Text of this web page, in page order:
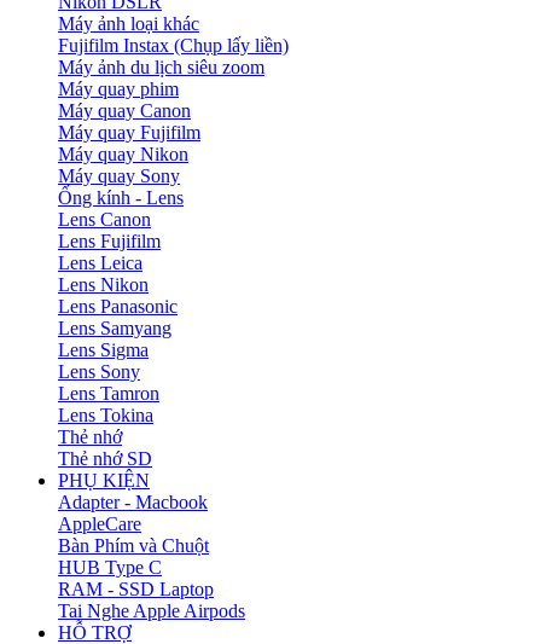
Máy ảnh loại khác
Fujifilm Instax (Chụp lấy liền)
Máy ảnh du lịch siêu zoom
Máy quay phim
Máy quay Canon
Máy quay Fujifilm
Máy quay Nikon
Máy quay Sony
Ống kính - Lens
Lens Canon
Lens Fujifilm
Lens Leica
Lens Nikon
Lens Panasonic
Lens Samyang
Lens Sigma
Lens Sony
Lens Tamron
Lens Tokina
Thẻ nhớ
Thẻ nhớ SD
PHỤ KIỆN
Adapter - Macbook
AppleCare
Bàn Phím và Chuột
HUB Type C
RAM - SSD Laptop
Tai Nghe Apple Airpods
HỖ TRỢ